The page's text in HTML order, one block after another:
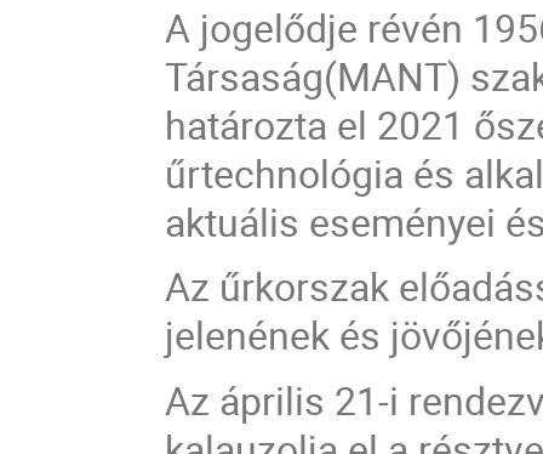
A jogelődje révén
Társaság(MANT)
határozta el 2021
űrtechnológia és
aktuális eseményei
Az űrkorszak
jelenének és
Az április 21-i